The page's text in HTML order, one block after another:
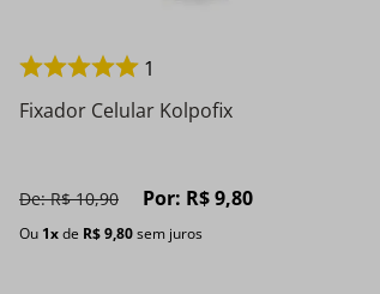
1
Fixador Celular Kolpofix
De:R$ 10,90 Por: R$9,80
Ou 1xde R$9,80sem juros